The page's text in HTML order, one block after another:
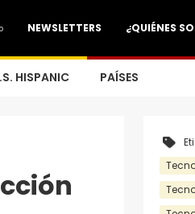
¿QUIÉNES
NEWSLETTERS
HISPANIC PAÍSES